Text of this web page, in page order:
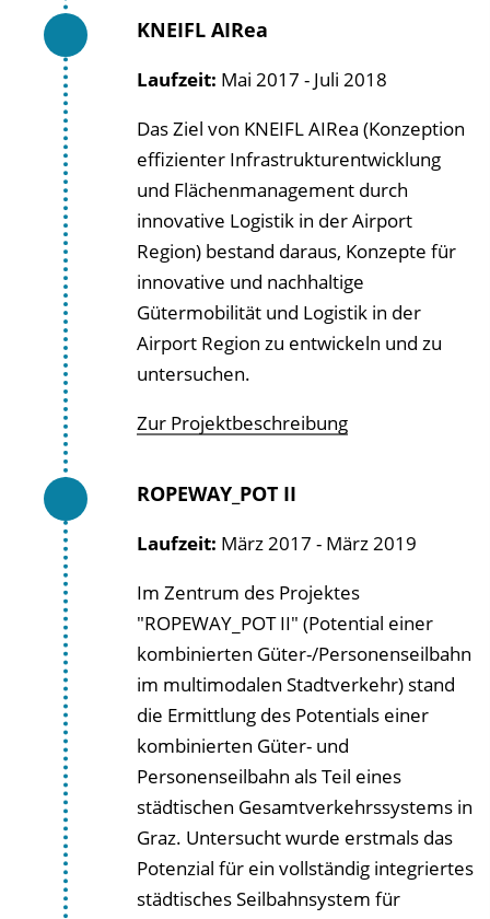
KNEIFL AIRea
Laufzeit: Mai 2017 - Juli 2018
Das Ziel von KNEIFL AIRea (Konzeption
effizienter Infrastrukturentwicklung
und Flächenmanagement durch
innovative Logistik in der Airport
Region) bestand daraus, Konzepte für
innovative und nachhaltige
Gütermobilität und Logistik in der
Airport Region zu entwickeln und zu
untersuchen.
Zur Projektbeschreibung
ROPEWAY_POT II
Laufzeit: März 2017 - März 2019
Im Zentrum des Projektes
"ROPEWAY_POT II" (Potential einer
kombinierten Güter-/Personenseilbahn
im multimodalen Stadtverkehr) stand
die Ermittlung des Potentials einer
kombinierten Güter- und
Personenseilbahn als Teil eines
städtischen Gesamtverkehrssystems in
Graz. Untersucht wurde erstmals das
Potenzial für ein vollständig integriertes
städtisches Seilbahnsystem für